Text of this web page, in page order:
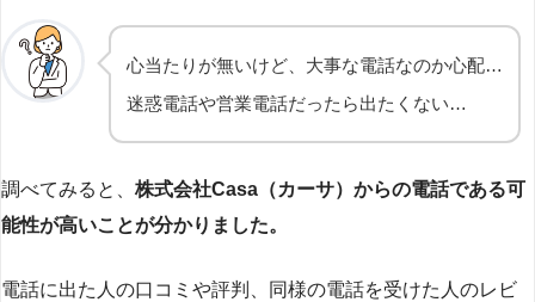
心当たりが無いけど、大事な電話なのか心配…
迷惑電話や営業電話だったら出たくない…
調べてみると、 株式会社Casa（カーサ）からの電話である可
能性が高いことが分かりました。
電話に出た人の口コミや評判、同様の電話を受けた人のレビ